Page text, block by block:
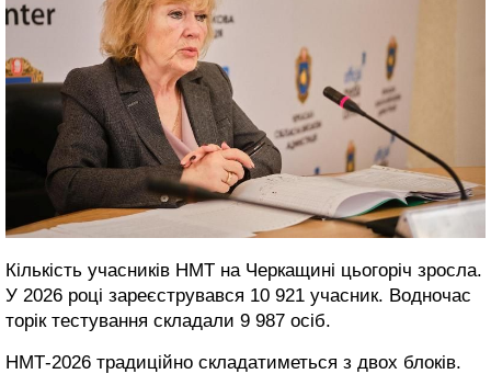
Кількість учасників НМТ на Черкащині цьогоріч зросла.
У 2026 році зареєструвався 10 921 учасник. Водночас
торік тестування складали 9 987 осіб.
НМТ-2026 традиційно складатиметься з двох блоків.